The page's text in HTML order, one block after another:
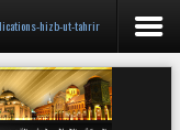
hizb-ut-tahrir